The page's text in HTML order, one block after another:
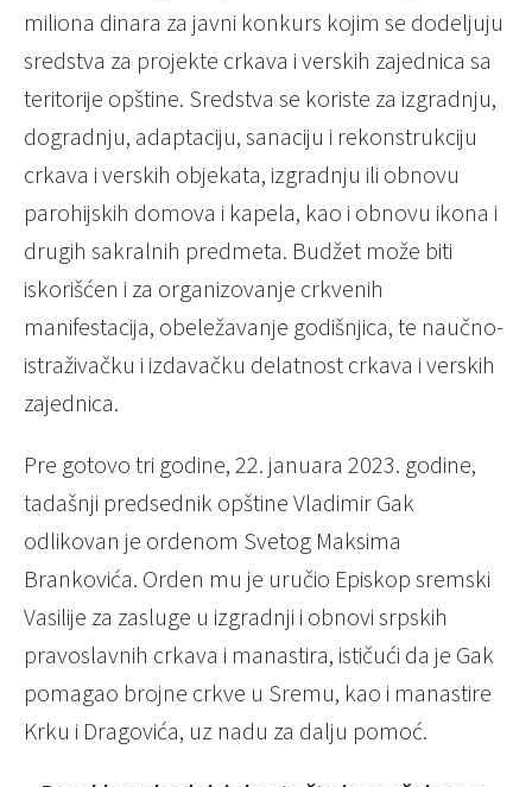
miliona dinara za javni konkurs kojim se dodeljuju
sredstva za projekte crkava i verskih zajednica sa
teritorije opštine. Sredstva se koriste za izgradnju,
dogradnju, adaptaciju, sanaciju i rekonstrukciju
crkava i verskih objekata, izgradnju ili obnovu
parohijskih domova i kapela, kao i obnovu ikona i
drugih sakralnih predmeta. Budžet može biti
iskorišćen i za organizovanje crkvenih
manifestacija, obeležavanje godišnjica, te naučno-
istraživačku i izdavačku delatnost crkava i verskih
zajednica.
Pre gotovo tri godine, 22. januara 2023. godine,
tadašnji predsednik opštine Vladimir Gak
odlikovan je ordenom Svetog Maksima
Brankovića. Orden mu je uručio Episkop sremski
Vasilije za zasluge u izgradnji i obnovi srpskih
pravoslavnih crkava i manastira, ističući da je Gak
pomagao brojne crkve u Sremu, kao i manastire
Krku i Dragovića, uz nadu za dalju pomoć.